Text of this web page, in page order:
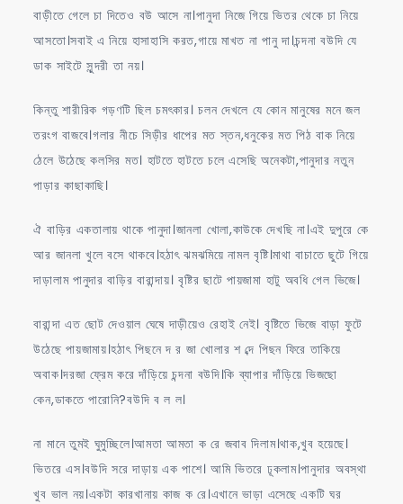
বাড়ীতে গেলে চা দিতেও বউ আসে না।পানুদা নিজে গিয়ে ভিতর থেকে চা নিয়ে
আসতো।সবাই এ নিয়ে হাসাহাসি করত,গায়ে মাখত না পানু দা।চন্দনা বউদি যে
ডাক সাইটে সুন্দরী তা নয়।
কিন্তু শারীরিক গড়ণটি ছিল চমৎকার। চলন দেখলে যে কোন মানুষের মনে জল
তরংগ বাজবে।গলার নীচে সিড়ীর ধাপের মত স্তন,ধনুকের মত পিঠ বাক নিয়ে
ঠেলে উঠেছে কলসির মত। হাটতে হাটতে চলে এসেছি অনেকটা,পানুদার নতুন
পাড়ার কাছাকাছি।
ঐ বাড়ির একতালায় থাকে পানুদা।জানলা খোলা,কাউকে দেখছি না।এই দুপুরে কে
আর জানলা খুলে বসে থাকবে।হঠাৎ ঝমঝমিয়ে নামল বৃষ্টি।মাথা বাচাতে ছুটে গিয়ে
দাড়ালাম পানুদার বাড়ির বারান্দায়। বৃষ্টির ছাটে পায়জামা হাটু অবধি গেল ভিজে।
বারান্দা এত ছোট দেওয়াল ঘেষে দাড়ীয়েও রেহাই নেই। বৃষ্টিতে ভিজে বাড়া ফুটে
উঠেছে পায়জামায়।হঠাৎ পিছনে দ র জা খোলার শ ব্দে পিছন ফিরে তাকিয়ে
অবাক।দরজা ফ্রেম করে দাঁড়িয়ে চন্দনা বউদি।কি ব্যাপার দাঁড়িয়ে ভিজছো
কেন,ডাকতে পারোনি?বউদি ব ল ল।
না মানে তুমই ঘুমুচ্ছিলে।আমতা আমতা ক রে জবাব দিলাম।থাক,খুব হয়েছে।
ভিতরে এস।বউদি সরে দাড়ায় এক পাশে। আমি ভিতরে ঢূকলাম।পানুদার অবস্থা
খুব ভাল নয়।একটা কারখানায় কাজ ক রে।এখানে ভাড়া এসেছে একটি ঘর